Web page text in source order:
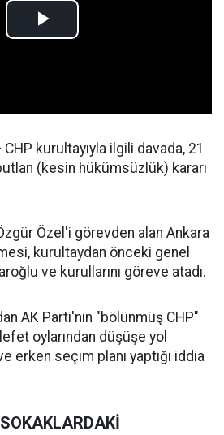
CHP kurultayıyla ilgili davada, 21
(kesin hükümsüzlük) kararı
Özel'i görevden alan Ankara
kurultaydan önceki genel
ve kurullarını göreve atadı.
AK Parti'nin "bölünmüş CHP"
oylarından düşüşe yol
erken seçim planı yaptığı iddia